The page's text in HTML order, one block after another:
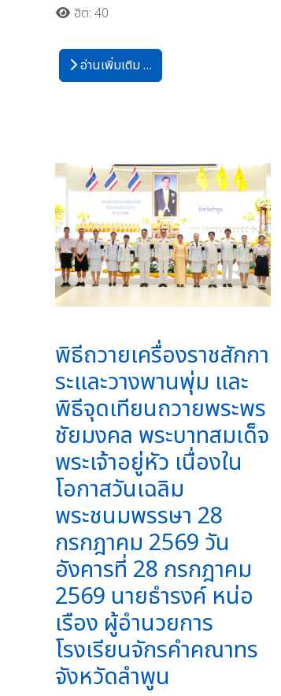
ฮิต: 40
อ่านเพิ่มเติม …
พิธีถวายเครื่องราชสักกา
ระและวางพานพุ่ม และ
พิธีจุดเทียนถวายพระพร
ชัยมงคล พระบาทสมเด็จ
พระเจ้าอยู่หัว เนื่องใน
โอกาสวันเฉลิม
พระชนมพรรษา 28
กรกฎาคม 2569 วัน
อังคารที่ 28 กรกฎาคม
2569 นายธำรงค์ หน่อ
เรือง ผู้อำนวยการ
โรงเรียนจักรคำคณาทร
จังหวัดลำพูน